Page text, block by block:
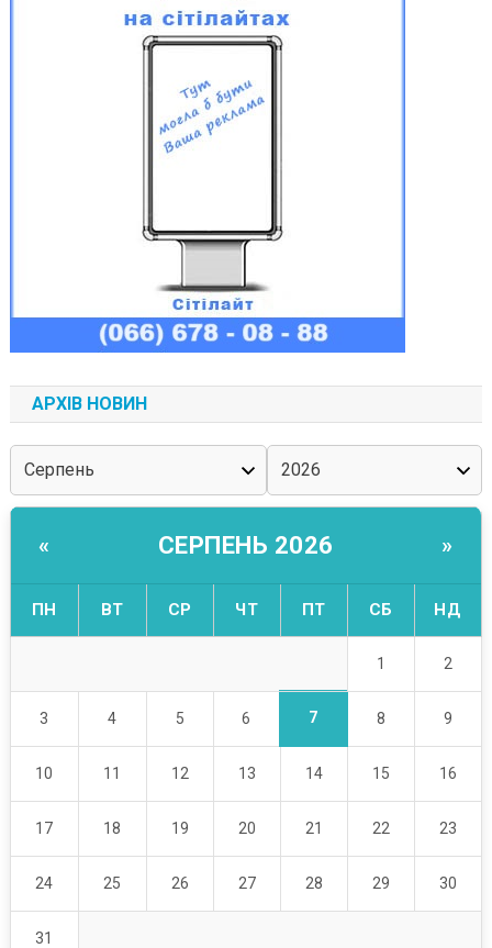
АРХІВ НОВИН
« СЕРПЕНЬ 2026 »
ПН ВТ СР ЧТ ПТ СБ НД
1 2
3 4 5 6 7 8 9
10 11 12 13 14 15 16
17 18 19 20 21 22 23
24 25 26 27 28 29 30
31